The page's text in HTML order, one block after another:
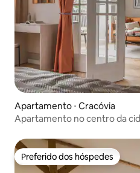
Apartamento ⋅ Cracóvia
Apartamento no centro da
Preferido dos hóspedes
Preferido dos hóspedes